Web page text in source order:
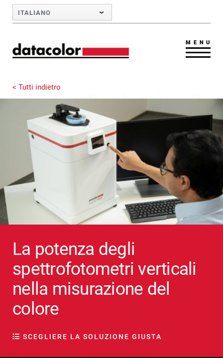
Skip to Main Content
ITALIANO
MENU
< Tutti indietro
La potenza degli
spettrofotometri verticali
nella misurazione del
colore
SCEGLIERE LA SOLUZIONE GIUSTA